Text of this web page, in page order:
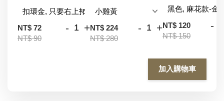
NT$ 72
NT$ 90
- +NT$ 224
NT$ 280
- +NT$ 120
NT$ 150
-
加入購物車